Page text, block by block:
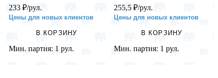
233 ₽/рул.
Цены для новых клиентов
В КОРЗИНУ
Мин. партия: 1 рул.
255,5 ₽/рул.
Цены для новых клиентов
В КОРЗИНУ
Мин. партия: 1 рул.